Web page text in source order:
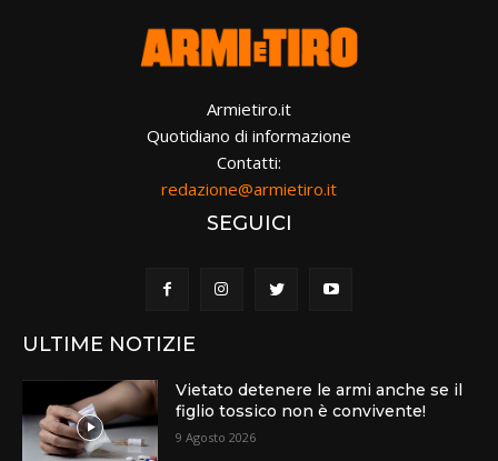
Armietiro.it
Quotidiano di informazione
Contatti:
redazione@armietiro.it
SEGUICI
ULTIME NOTIZIE
Vietato detenere le armi anche se il
figlio tossico non è convivente!
9 Agosto 2026